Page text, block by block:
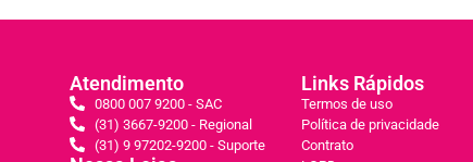
Atendimento
0800 007 9200 - SAC
(31) 3667-9200 - Regional
(31) 9 97202-9200 - Suporte
Links Rápidos
Termos de uso
Política de privacidade
Contrato